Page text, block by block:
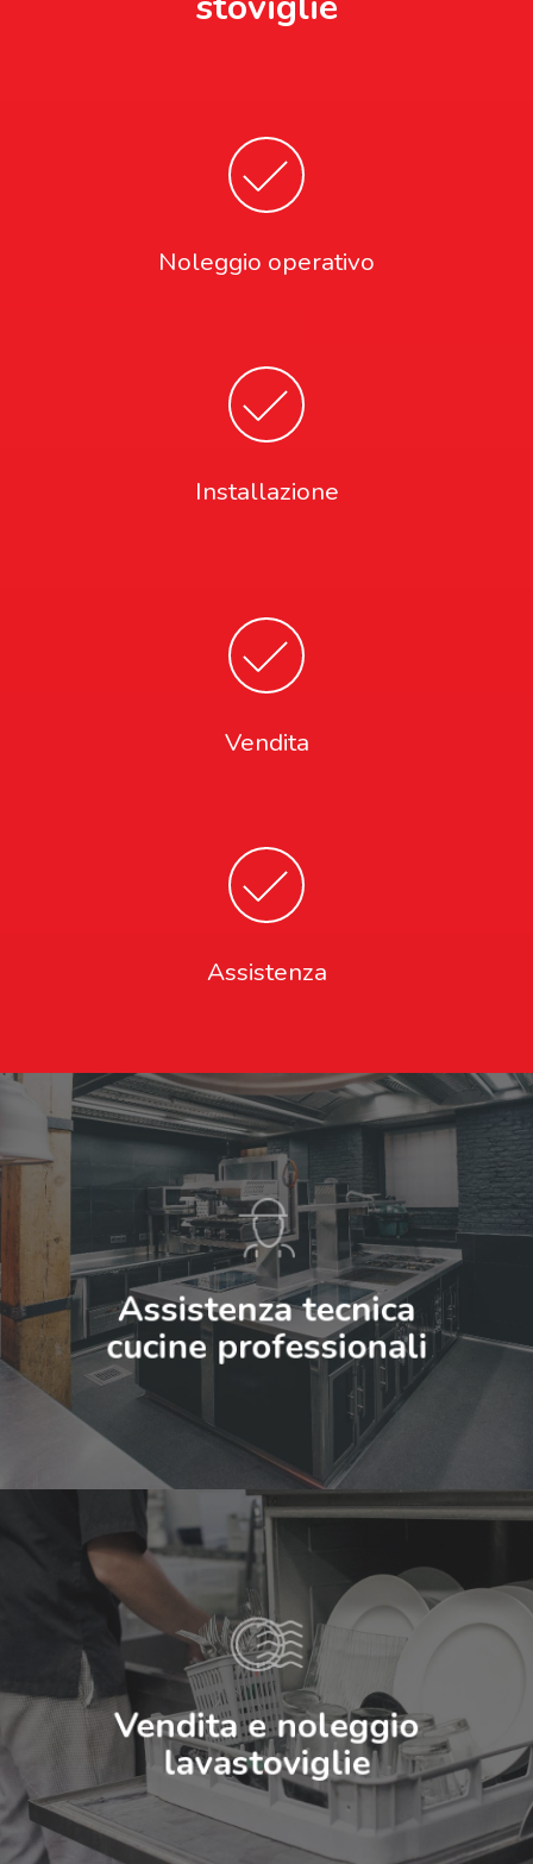
Noleggio operativo
Installazione
Vendita
Assistenza
Assistenza tecnica
cucine professionali
Vendita e noleggio
lavastoviglie
Home
Azienda
Prodotti
Settori
Servizi
Contatti